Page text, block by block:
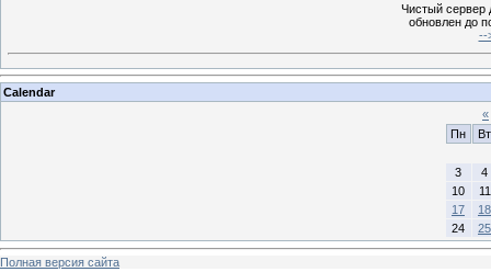
Чистый сервер
обновлен до
--
Calendar
«
Пн
Вт
3
4
10
11
17
18
24
25
Полная версия сайта